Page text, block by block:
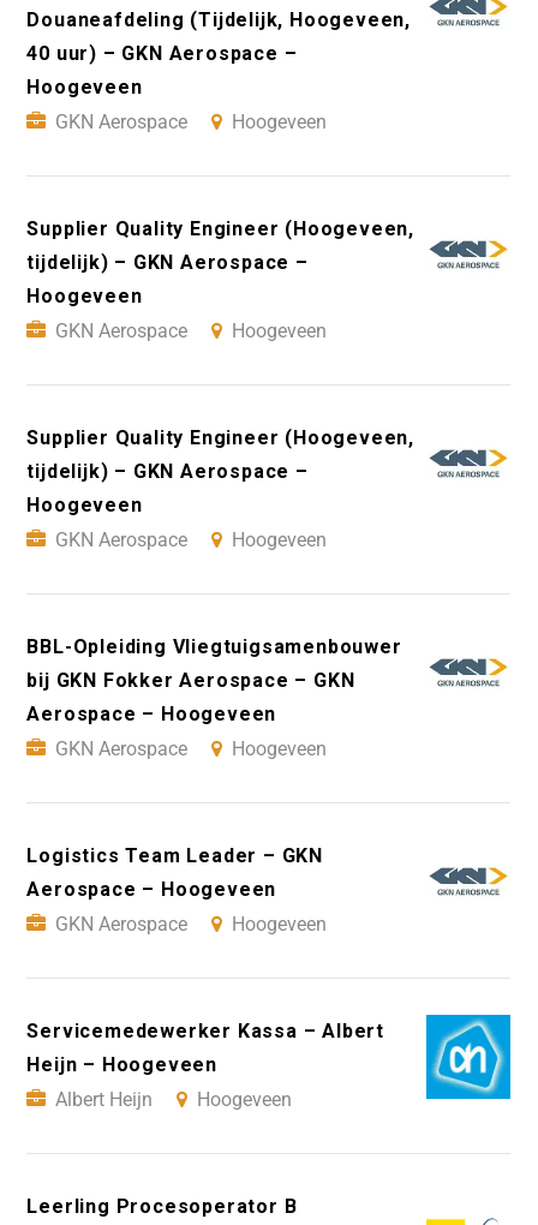
Douaneafdeling (Tijdelijk, Hoogeveen,
40 uur) – GKN Aerospace –
Hoogeveen
GKN Aerospace
Hoogeveen
Supplier Quality Engineer (Hoogeveen,
tijdelijk) – GKN Aerospace –
Hoogeveen
GKN Aerospace
Hoogeveen
Supplier Quality Engineer (Hoogeveen,
tijdelijk) – GKN Aerospace –
Hoogeveen
GKN Aerospace
Hoogeveen
BBL-Opleiding Vliegtuigsamenbouwer
bij GKN Fokker Aerospace – GKN
Aerospace – Hoogeveen
GKN Aerospace
Hoogeveen
Logistics Team Leader – GKN
Aerospace – Hoogeveen
GKN Aerospace
Hoogeveen
Servicemedewerker Kassa – Albert
Heijn – Hoogeveen
Albert Heijn
Hoogeveen
Leerling Procesoperator B